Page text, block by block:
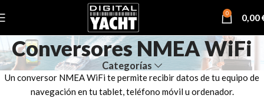
0 0,00
Conversores NMEA WiFi
Categorías
Un conversor NMEA WiFi te permite recibir datos de tu equipo de
navegación en tu tablet, teléfono móvil u ordenador.